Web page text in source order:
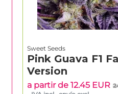
Sweet Seeds
Pink Guava F1
Version
a partir de 12.45 EUR